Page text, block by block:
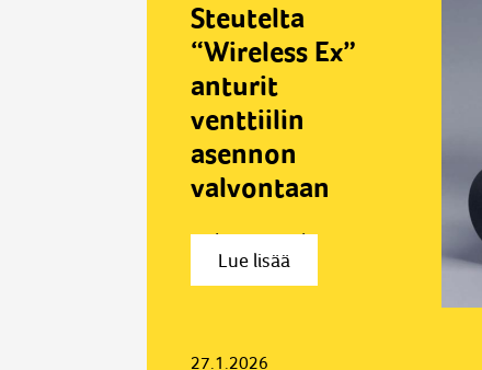
Steutelta
“Wireless Ex”
anturit
venttiilin
asennon
valvontaan
Kokonaisratkaisu
valaistuksen
että tarkastushallissa
Lue lisää
27.1.2026